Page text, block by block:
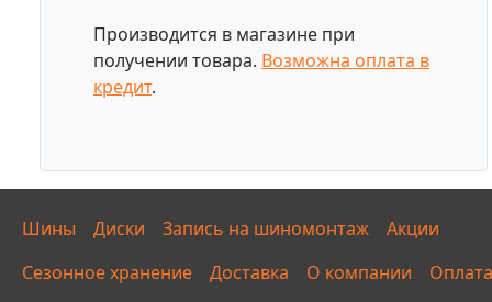
Производится в магазине при
получении товара. Возможна оплата в
кредит.
Шины Диски Запись на шиномонтаж
Акции
Сезонное хранение
Доставка О компании
Оплата